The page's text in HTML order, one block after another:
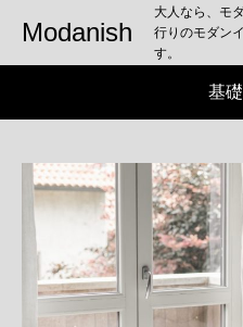
Modanish
大人なら、モ
行りのモダン
す。
基